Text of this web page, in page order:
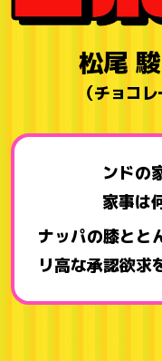
松尾 駿
（チョコ
ンドの
家事は
ナッパの膝とと
リ高な承認欲求